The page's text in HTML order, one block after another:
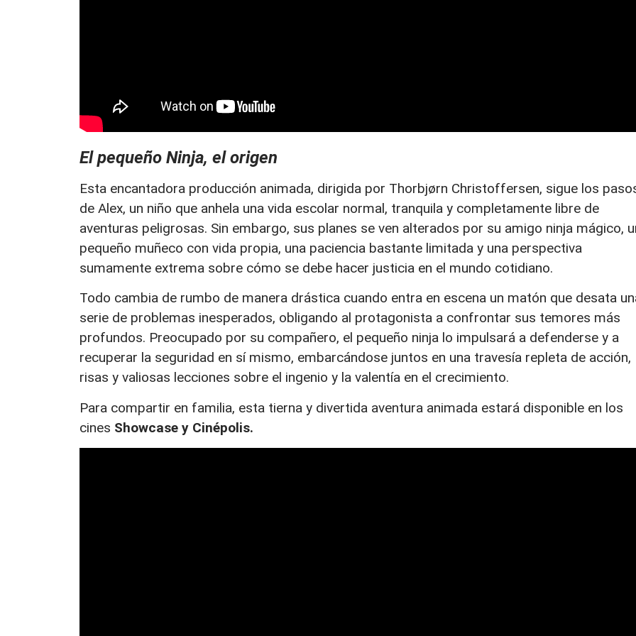
El pequeño Ninja, el origen
Esta encantadora producción animada, dirigida por Thorbjørn Christoffersen, sigue los
de Alex, un niño que anhela una vida escolar normal, tranquila y completamente libre de
aventuras peligrosas. Sin embargo, sus planes se ven alterados por su amigo ninja mágico,
pequeño muñeco con vida propia, una paciencia bastante limitada y una perspectiva
sumamente extrema sobre cómo se debe hacer justicia en el mundo cotidiano.
Todo cambia de rumbo de manera drástica cuando entra en escena un matón que desata
serie de problemas inesperados, obligando al protagonista a confrontar sus temores más
profundos. Preocupado por su compañero, el pequeño ninja lo impulsará a defenderse y a
recuperar la seguridad en sí mismo, embarcándose juntos en una travesía repleta de acción,
risas y valiosas lecciones sobre el ingenio y la valentía en el crecimiento.
Para compartir en familia, esta tierna y divertida aventura animada estará disponible en los
cines Showcase y Cinépolis.